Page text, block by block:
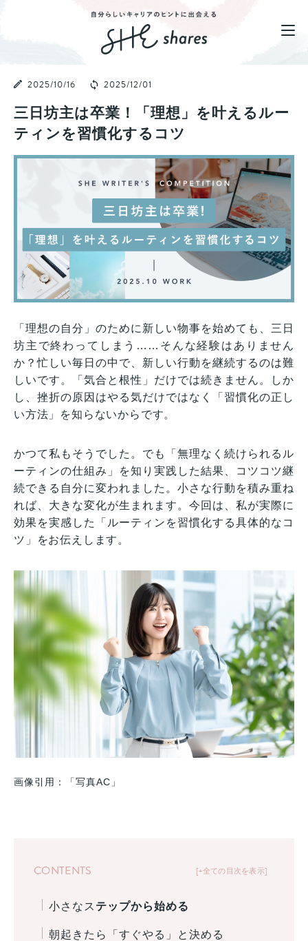
2025/10/16 2025/12/01
三日坊主は卒業！「理想」を叶えるルー
ティンを習慣化するコツ
「理想の自分」のために新しい物事を始めても、三日
坊主で終わってしまう……そんな経験はありません
か？忙しい毎日の中で、新しい行動を継続するのは難
しいです。「気合と根性」だけでは続きません。しか
し、挫折の原因はやる気だけではなく「習慣化の正し
い方法」を知らないからです。
かつて私もそうでした。でも「無理なく続けられるル
ーティンの仕組み」を知り実践した結果、コツコツ継
続できる自分に変われました。小さな行動を積み重ね
れば、大きな変化が生まれます。今回は、私が実際に
効果を実感した「ルーティンを習慣化する具体的なコ
ツ」をお伝えします。
画像引用：「写真AC」
+全ての目次を表示
CONTENTS
小さなス テップから始める
朝起きたら「すぐやる」と決める